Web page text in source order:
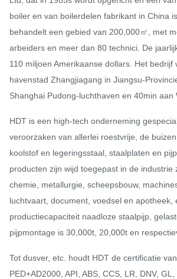
boiler en van boilerdelen fabrikant in China
behandelt een gebied van 200,000㎡, met
arbeiders en meer dan 80 technici. De
110 miljoen Amerikaanse dollars. Het bedrijf
havenstad Zhangjiagang in Jiangsu-
Shanghai Pudong-luchthaven en 40min aan
HDT is een high-tech onderneming
veroorzaken van allerlei roestvrije, de
koolstof en legeringsstaal, staalplaten en
producten zijn wijd toegepast in de industrie
chemie, metallurgie, scheepsbouw,
luchtvaart, document, voedsel en apotheek,
productiecapaciteit naadloze staalpijp,
pijpmontage is 30,000t, 20,000t en
Tot dusver, etc. houdt HDT de certificatie van
PED+AD2000, API, ABS, CCS, LR, DNV, GL,